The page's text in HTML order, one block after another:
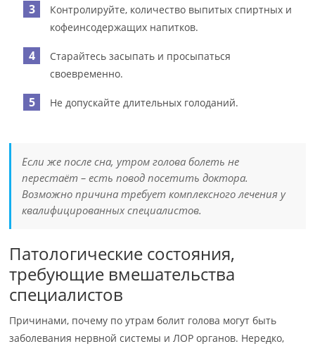
Контролируйте, количество выпитых спиртных и
кофеинсодержащих напитков.
Старайтесь засыпать и просыпаться
своевременно.
Не допускайте длительных голоданий.
Если же после сна, утром голова болеть не
перестаёт – есть повод посетить доктора.
Возможно причина требует комплексного лечения у
квалифицированных специалистов.
Патологические состояния,
требующие вмешательства
специалистов
Причинами, почему по утрам болит голова могут быть
заболевания нервной системы и ЛОР органов. Нередко,